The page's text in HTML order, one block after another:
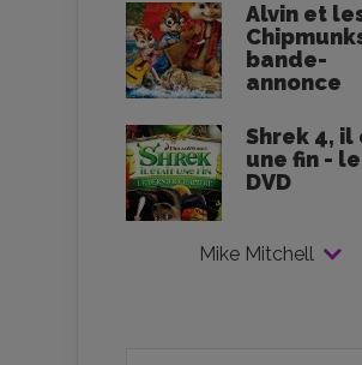
Alvin et
bande-
annonce
Shrek 4,
une fin -
DVD
Mike Mitchell